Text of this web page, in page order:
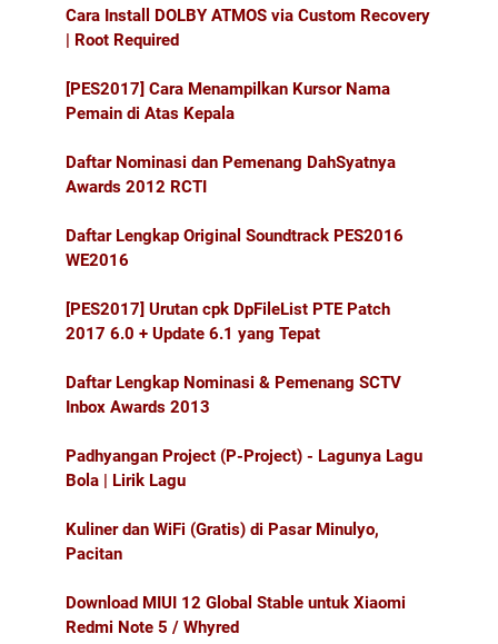
Cara Install DOLBY ATMOS via Custom Recovery
| Root Required
[PES2017] Cara Menampilkan Kursor Nama
Pemain di Atas Kepala
Daftar Nominasi dan Pemenang DahSyatnya
Awards 2012 RCTI
Daftar Lengkap Original Soundtrack PES2016
WE2016
[PES2017] Urutan cpk DpFileList PTE Patch
2017 6.0 + Update 6.1 yang Tepat
Daftar Lengkap Nominasi & Pemenang SCTV
Inbox Awards 2013
Padhyangan Project (P-Project) - Lagunya Lagu
Bola | Lirik Lagu
Kuliner dan WiFi (Gratis) di Pasar Minulyo,
Pacitan
Download MIUI 12 Global Stable untuk Xiaomi
Redmi Note 5 / Whyred